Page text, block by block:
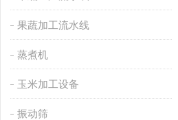
果蔬加工流水线
蒸煮机
玉米加工设备
振动筛